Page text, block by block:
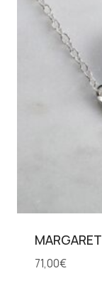
71,00€